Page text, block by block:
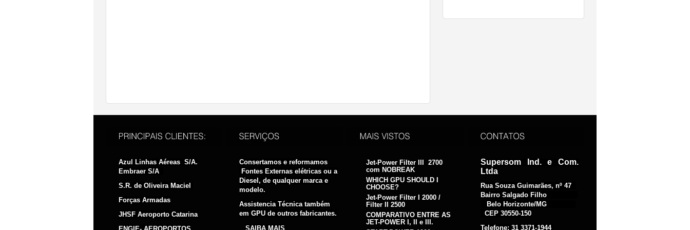
Azul Linhas Aéreas S/A.
Embraer S/A
S.R. de Oliveira Maciel
Forças Armadas
JHSF Aeroporto Catarina
Consertamos e reformamos
Fontes Externas elétricas ou a
Diesel, de qualquer marca e
modelo.
Assistencia Técnica também
em GPU de outros fabricantes.
SAIBA MAIS
Jet-Power Filter III 2700
com NOBREAK
WHICH GPU SHOULD I
CHOOSE?
Jet-Power Filter I 2000 /
Filter II 2500
COMPARATIVO ENTRE AS
JET-POWER I, II e III.
Supersom Ind. e Com.
Ltda
Rua Souza Guimarães, nº 47
Bairro Salgado Filho
Belo Horizonte/MG
CEP 30550-150
Telefone: 31 3371-1944